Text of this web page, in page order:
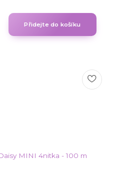
Přidejte do košíku